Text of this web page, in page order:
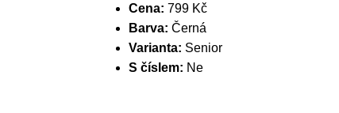
Cena: 799 Kč
Barva: Černá
Varianta: Senior
S číslem: Ne